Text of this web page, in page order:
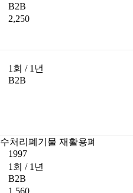
B2B
2,250
1회 / 1년
B2B
수처리폐기물 재활용폐기물 관리
1997
1회 / 1년
B2B